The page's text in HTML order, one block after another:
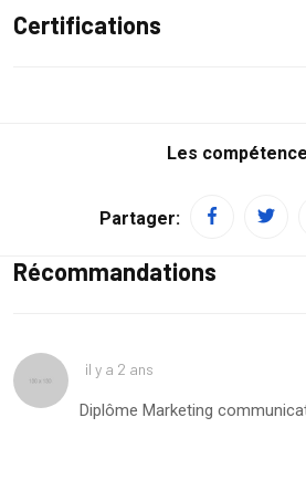
Certifications
Les
Partager:
Récommandations
il y a 2 ans
Diplôme Marketing